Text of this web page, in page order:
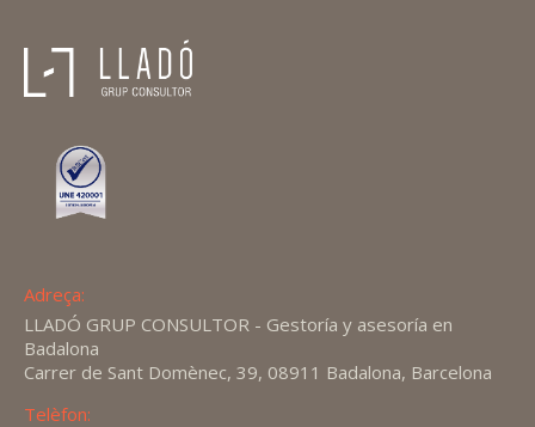
Adreça:
LLADÓ GRUP CONSULTOR - Gestoría y asesoría en
Badalona
Carrer de Sant Domènec, 39, 08911 Badalona, Barcelona
Telèfon: